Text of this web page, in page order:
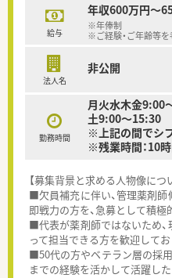
給与
年収600万円～
※年俸制
※ご経験・ご年齢等
法人名
非公開
勤務時間
月火水木金9:00
土9:00～15:30
※上記の間でシ
※残業時間：10
【募集背景と求める人物像につ
■欠員補充に伴い、管理薬剤
即戦力の方を、急募として積極
■代表が薬剤師ではないため
って担当できる方を歓迎してお
■50代の方やベテラン層の採
までの経験を活かして活躍し